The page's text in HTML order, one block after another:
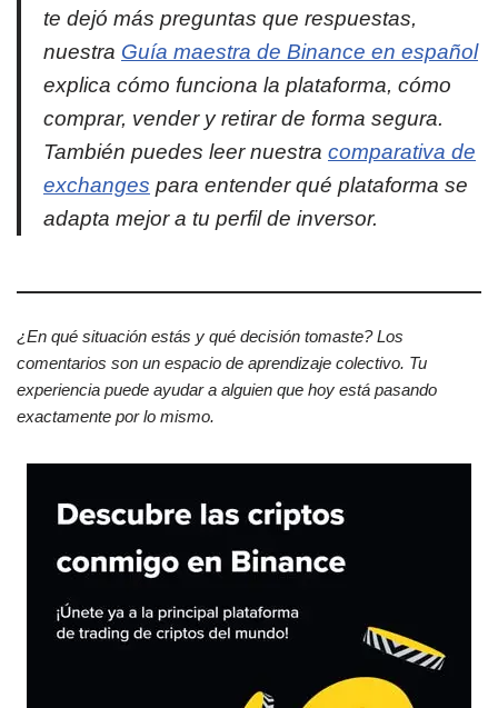
te dejó más preguntas que respuestas,
nuestra Guía maestra de Binance en español
explica cómo funciona la plataforma, cómo
comprar, vender y retirar de forma segura.
También puedes leer nuestra comparativa de
exchanges para entender qué plataforma se
adapta mejor a tu perfil de inversor.
¿En qué situación estás y qué decisión tomaste? Los
comentarios son un espacio de aprendizaje colectivo. Tu
experiencia puede ayudar a alguien que hoy está pasando
exactamente por lo mismo.